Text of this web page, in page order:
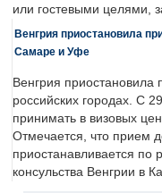
или гостевыми целями,
Венгрия приостановила
Самаре и Уфе
Венгрия приостановила
российских городах. С
принимать в визовых
Отмечается, что прием
приостанавливается по
консульства Венгрии в